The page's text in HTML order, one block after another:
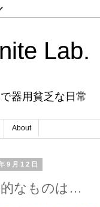
Lab.
器用貧乏な日常
About
9月12日
なものは…